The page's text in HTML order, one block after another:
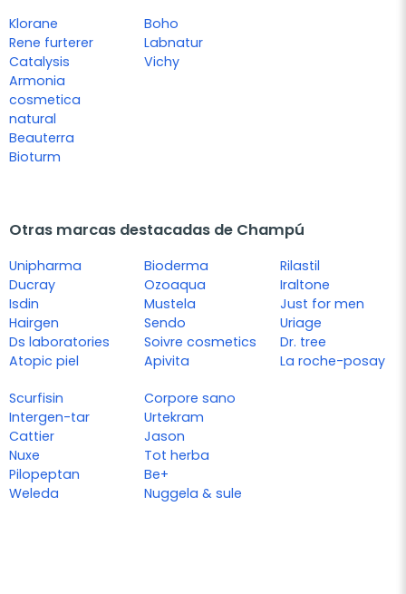
Klorane
Rene furterer
Catalysis
Armonia
cosmetica
natural
Beauterra
Bioturm
Boho
Labnatur
Vichy
Otras marcas destacadas de Champú
Unipharma
Ducray
Isdin
Hairgen
Ds laboratories
Atopic piel
Bioderma
Ozoaqua
Mustela
Sendo
Soivre cosmetics
Apivita
Rilastil
Iraltone
Just for men
Uriage
Dr. tree
La roche-posay
Scurfisin
Intergen-tar
Cattier
Nuxe
Pilopeptan
Weleda
Corpore sano
Urtekram
Jason
Tot herba
Be+
Nuggela & sule